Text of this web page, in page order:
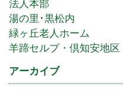
湯の里･黒松内
緑ヶ丘老人ホーム
羊蹄セルプ・倶知安地区
アーカイブ